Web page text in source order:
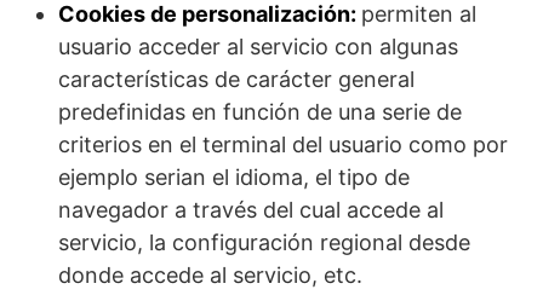
Cookies de personalización: permiten al
usuario acceder al servicio con algunas
características de carácter general
predefinidas en función de una serie de
criterios en el terminal del usuario como por
ejemplo serian el idioma, el tipo de
navegador a través del cual accede al
servicio, la configuración regional desde
donde accede al servicio, etc.